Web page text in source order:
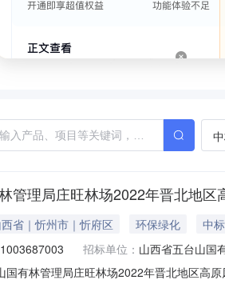
管理局庄旺林场2022年晋北地
省｜忻州市｜忻府区 环保绿化
中
招标单位： 山西省五台山国
国有林管理局庄旺林场2022年晋北地区高